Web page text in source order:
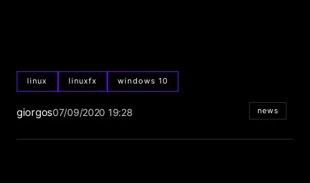
linux linuxfx windows 10
giorgos07/09/2020 19:28 news